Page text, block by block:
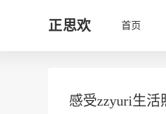
正思欢 首页
感受zzyuri生活